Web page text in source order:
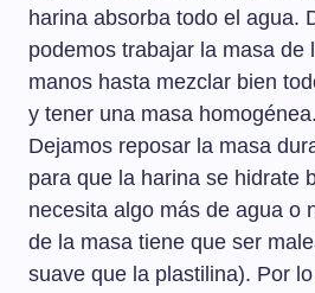
harina absorba todo el agua.
podemos trabajar la masa de
manos hasta mezclar bien
y tener una masa homogénea.
Dejamos reposar la masa
para que la harina se hidrate
necesita algo más de agua o
de la masa tiene que ser
suave que la plastilina). Por